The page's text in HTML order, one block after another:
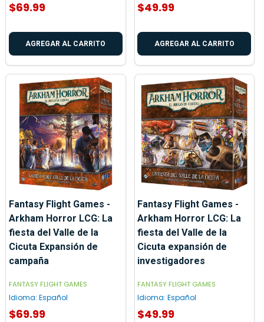
$69.99
AGREGAR AL CARRITO
$49.99
AGREGAR AL CARRITO
Fantasy Flight Games -
Arkham Horror LCG: La
fiesta del Valle de la
Cicuta Expansión de
campaña
FANTASY FLIGHT GAMES
Idioma: Español
$69.99
Fantasy Flight Games -
Arkham Horror LCG: La
fiesta del Valle de la
Cicuta expansión de
investigadores
FANTASY FLIGHT GAMES
Idioma: Español
$49.99